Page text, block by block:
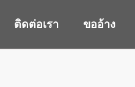
ติดต่อเรา ขออ้าง